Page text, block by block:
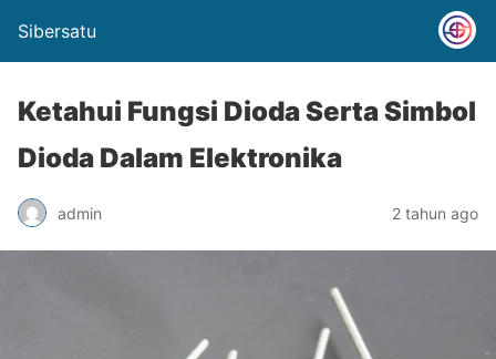
Sibersatu
Ketahui Fungsi Dioda Serta Simbol
Dioda Dalam Elektronika
admin 2 tahun ago